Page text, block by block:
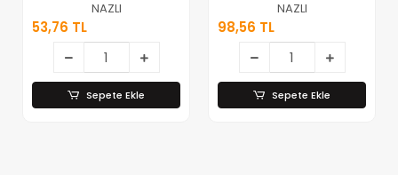
Küllük*10x20
NAZLI
53,76 TL
Sepete Ekle
Küllük*5x40
NAZLI
98,56 TL
Sepete Ekle